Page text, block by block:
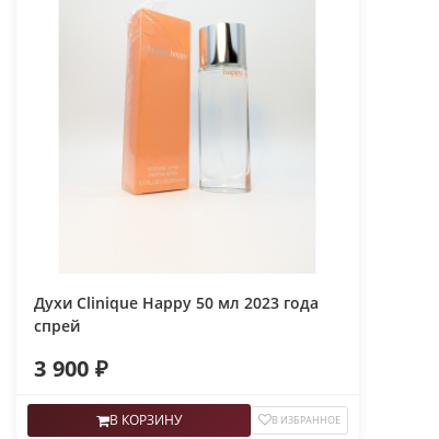
Духи Clinique Happy 50 мл 2023 года
спрей
3 900 ₽
В КОРЗИНУ В ИЗБРАННОЕ